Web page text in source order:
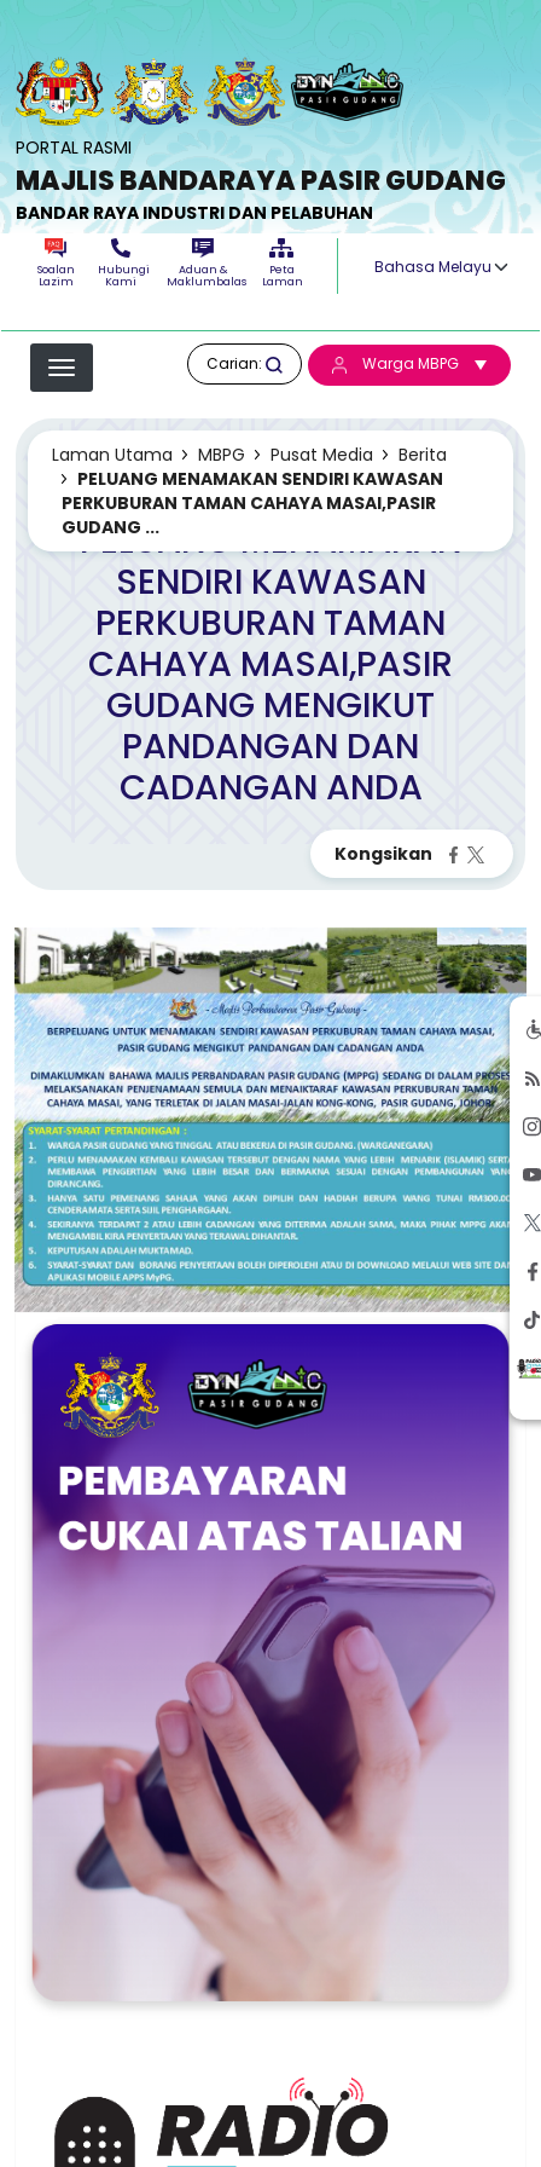
PORTAL RASMI
MAJLIS BANDARAYA PASIR GUDANG
BANDAR RAYA INDUSTRI DAN PELABUHAN
Soalan
Lazim
Hubungi
Kami
Aduan &
Maklumbalas
Peta
Laman
Select your
Carian: Warga MBPG
Laman Utama MBPG Pusat Media
Berita
PELUANG MENAMAKAN SENDIRI KAWASAN
PERKUBURAN TAMAN CAHAYA MASAI,PASIR
GUDANG ...
PELUANG MENAMAKAN
SENDIRI KAWASAN
PERKUBURAN TAMAN
CAHAYA MASAI,PASIR
GUDANG MENGIKUT
PANDANGAN DAN
CADANGAN ANDA